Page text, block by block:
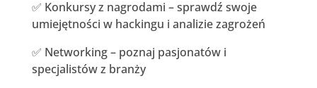
✅ Konkursy z nagrodami – sprawdź swoje
umiejętności w hackingu i analizie zagrożeń
✅ Networking – poznaj pasjonatów i
specjalistów z branży